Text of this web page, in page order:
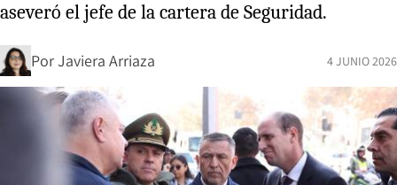
aseveró el jefe de la cartera de Seguridad.
PorJaviera Arriaza 4 JUNIO 2026